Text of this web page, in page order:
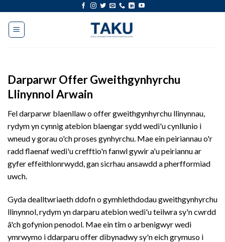
cynnwys
Darparwr Offer Gweithgynhyrchu
Llinynnol Arwain
Fel darparwr blaenllaw o offer gweithgynhyrchu llinynnau,
rydym yn cynnig atebion blaengar sydd wedi'u cynllunio i
wneud y gorau o'ch proses gynhyrchu. Mae ein peiriannau o'r
radd flaenaf wedi'u crefftio'n fanwl gywir a'u peiriannu ar
gyfer effeithlonrwydd, gan sicrhau ansawdd a pherfformiad
uwch.
Gyda dealltwriaeth ddofn o gymhlethdodau gweithgynhyrchu
llinynnol, rydym yn darparu atebion wedi'u teilwra sy'n cwrdd
â'ch gofynion penodol. Mae ein tîm o arbenigwyr wedi
ymrwymo i ddarparu offer dibynadwy sy'n eich grymuso i